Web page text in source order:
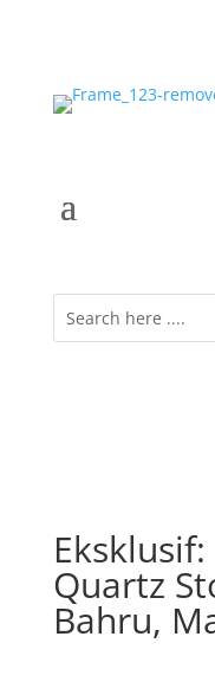
Quartz
Bahru,